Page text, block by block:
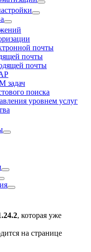
почты
почты
почты
задач
поиска
уровнем услуг
, которая уже
на странице